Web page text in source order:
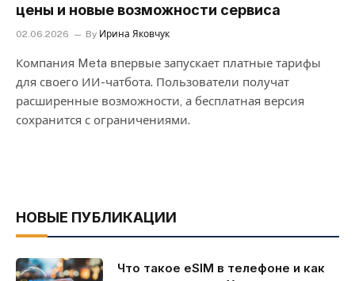
цены и новые возможности сервиса
02.06.2026 By Ирина Яковчук
Компания Meta впервые запускает платные тарифы
для своего ИИ-чатбота. Пользователи получат
расширенные возможности, а бесплатная версия
сохранится с ограничениями.
НОВЫЕ ПУБЛИКАЦИИ
Что такое eSIM в телефоне и как